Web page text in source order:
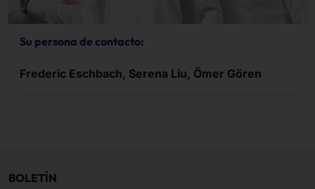
Su persona de contacto:
Frederic Eschbach, Serena Liu, Ömer Gören
BOLETÍN